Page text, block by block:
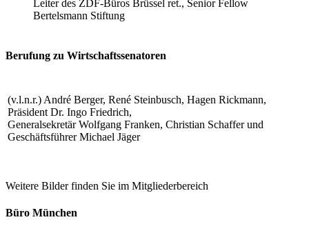
Leiter des ZDF-Büros Brüssel ret., Senior Fellow
Bertelsmann Stiftung
Berufung zu Wirtschaftssenatoren
(v.l.n.r.) André Berger, René Steinbusch, Hagen Rickmann,
Präsident Dr. Ingo Friedrich,
Generalsekretär Wolfgang Franken, Christian Schaffer und
Geschäftsführer Michael Jäger
Weitere Bilder finden Sie im Mitgliederbereich
Büro München